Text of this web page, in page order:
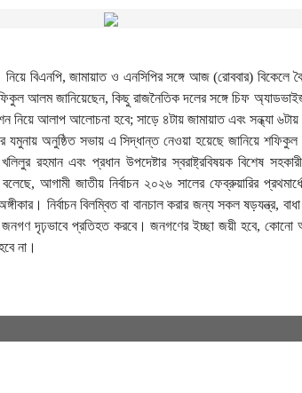
বিএনপি, জামায়াত ও এনসিপির সঙ্গে আজ (রোববার) বিকেলে
আলম জানিয়েছেন, কিছু রাজনৈতিক দলের সঙ্গে চিফ
নিয়ে আলাপ আলোচনা হবে; সাড়ে ৪টায় জামায়াত এবং সন্ধ্যা ৬টায়
যমুনায় অনুষ্ঠিত সভায় এ সিদ্ধান্ত নেওয়া হয়েছে জানিয়ে
খলিলুর রহমান এবং প্রধান উপদেষ্টার স্বরাষ্ট্রবিষয়ক বিশেষ
আগামী জাতীয় নির্বাচন ২০২৬ সালের ফেব্রুয়ারির
নির্বাচন বিলম্বিত বা বানচাল করার জন্য সকল ষড়যন্ত্র, বাধা
জনগণ দৃঢ়ভাবে প্রতিহত করবে। জনগণের ইচ্ছা জয়ী হবে,
না।